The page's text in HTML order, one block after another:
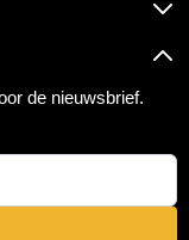
de nieuwsbrief.